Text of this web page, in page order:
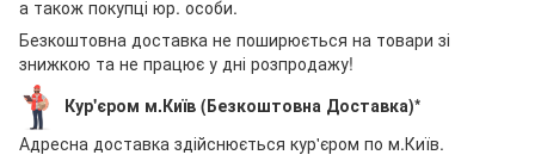
а також покупці юр. особи.
Безкоштовна доставка не поширюється на товари зі
знижкою та не працює у дні розпродажу!
Кур'єром м.Київ (Безкоштовна Доставка)*
Адресна доставка здійснюється кур'єром по м.Київ.